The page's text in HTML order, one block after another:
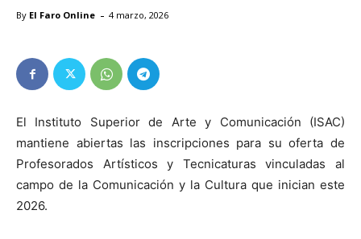
By El Faro Online - 4 marzo, 2026
El Instituto Superior de Arte y Comunicación (ISAC)
mantiene abiertas las inscripciones para su oferta de
Profesorados Artísticos y Tecnicaturas vinculadas al
campo de la Comunicación y la Cultura que inician este
2026.